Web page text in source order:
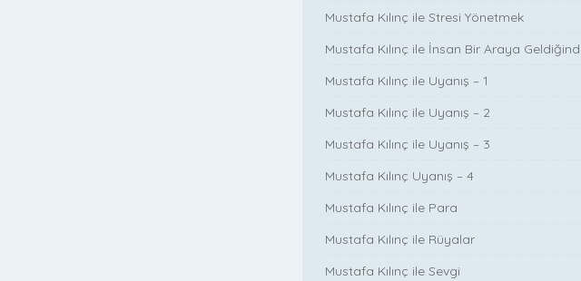
Mustafa Kılınç ile Stresi Yönetmek
Mustafa Kılınç ile İnsan Bir Araya
Mustafa Kılınç ile Uyanış – 1
Mustafa Kılınç ile Uyanış – 2
Mustafa Kılınç ile Uyanış – 3
Mustafa Kılınç Uyanış – 4
Mustafa Kılınç ile Para
Mustafa Kılınç ile Rüyalar
Mustafa Kılınç ile Sevgi